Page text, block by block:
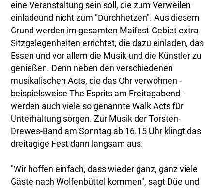
eine Veranstaltung sein soll, die zum Verweilen
einladeund nicht zum "Durchhetzen". Aus diesem
Grund werden im gesamten Maifest-Gebiet extra
Sitzgelegenheiten errichtet, die dazu einladen, das
Essen und vor allem die Musik und die Künstler zu
genießen. Denn neben den verschiedenen
musikalischen Acts, die das Ohr verwöhnen -
beispielsweise The Esprits am Freitagabend -
werden auch viele so genannte Walk Acts für
Unterhaltung sorgen. Zur Musik der Torsten-
Drewes-Band am Sonntag ab 16.15 Uhr klingt das
dreitägige Fest dann langsam aus.
"Wir hoffen einfach, dass wieder ganz, ganz viele
Gäste nach Wolfenbüttel kommen", sagt Düe und